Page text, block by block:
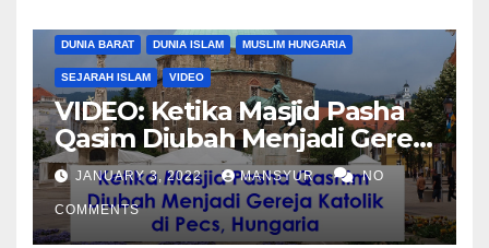
DUNIA BARAT DUNIA ISLAM MUSLIM HUNGARIA
SEJARAH ISLAM VIDEO
VIDEO: Ketika Masjid Pasha
Qasim Diubah Menjadi Gereja
Katolik di Pecs, Hungaria
JANUARY 3, 2022 MANSYUR NO
COMMENTS